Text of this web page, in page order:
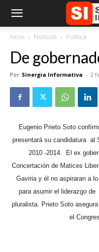
Inicio Noticias Política
De
Por Sinergia Informativa - 2
Eugenio Prieto Soto
presentará su candidatura al
2010 -2014.
El ex
Concertación de Matices
Gaviria y él no aspiraran a
para asumir el liderazgo de
pluralista. Prieto Soto
el